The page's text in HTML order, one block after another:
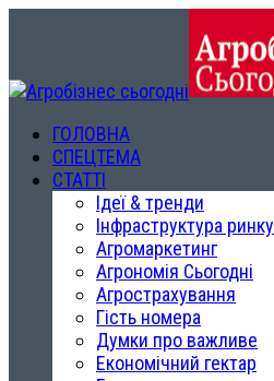
ГОЛОВНА
СПЕЦТЕМА
СТАТТІ
Ідеї & тренди
Інфраструктура ринку
Агромаркетинг
Агрономія Сьогодні
Агрострахування
Гість номера
Думки про важливе
Економічний гектар